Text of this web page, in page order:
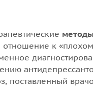
к
поставленный